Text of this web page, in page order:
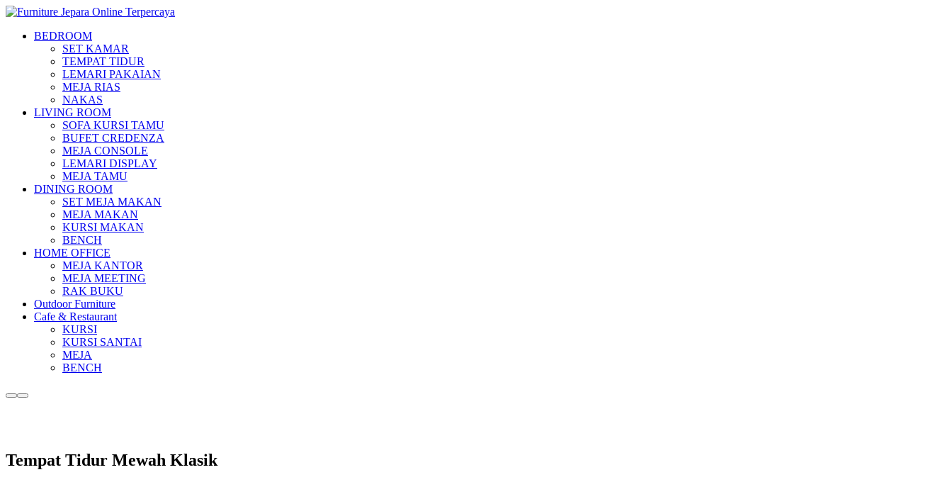
BEDROOM
SET KAMAR
TEMPAT TIDUR
LEMARI PAKAIAN
MEJA RIAS
NAKAS
LIVING ROOM
SOFA KURSI TAMU
BUFET CREDENZA
MEJA CONSOLE
LEMARI DISPLAY
MEJA TAMU
DINING ROOM
SET MEJA MAKAN
MEJA MAKAN
KURSI MAKAN
BENCH
HOME OFFICE
MEJA KANTOR
MEJA MEETING
RAK BUKU
Outdoor Furniture
Cafe & Restaurant
KURSI
KURSI SANTAI
MEJA
BENCH
MoreMain
Tempat Tidur Mewah Klasik